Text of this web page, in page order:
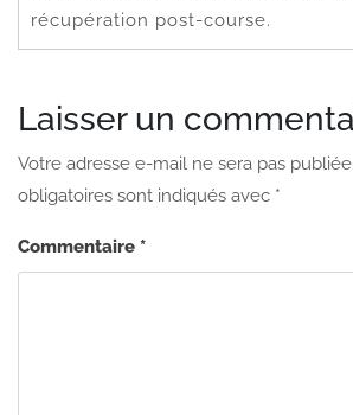
récupération post-course.
Laisser un
Votre adresse e-mail ne sera pas publiée.
obligatoires sont indiqués avec *
Commentaire *